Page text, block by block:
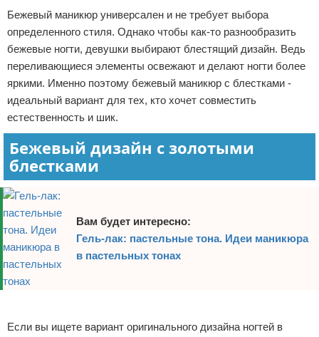
Бежевый маникюр универсален и не требует выбора
определенного стиля. Однако чтобы как-то разнообразить
бежевые ногти, девушки выбирают блестящий дизайн. Ведь
переливающиеся элементы освежают и делают ногти более
яркими. Именно поэтому бежевый маникюр с блестками -
идеальный вариант для тех, кто хочет совместить
естественность и шик.
Бежевый дизайн с золотыми
блестками
Вам будет интересно:
Гель-лак: пастельные тона. Идеи маникюра
в пастельных тонах
Если вы ищете вариант оригинального дизайна ногтей в